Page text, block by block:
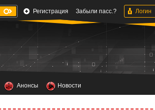
Регистрация Забыли пасс.?
Анонсы Новости